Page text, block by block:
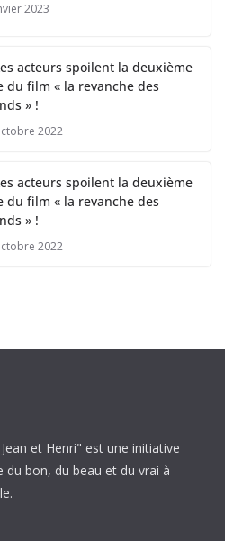
2023
acteurs spoilent la deuxième
du film « la revanche des
» !
2022
acteurs spoilent la deuxième
du film « la revanche des
» !
2022
et Henri" est une initiative
du bon, du beau et du vrai à